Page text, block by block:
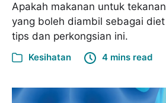
Apakah makanan untuk
yang boleh diambil sebagai
tips dan perkongsian ini.
Kesihatan 4 mins read